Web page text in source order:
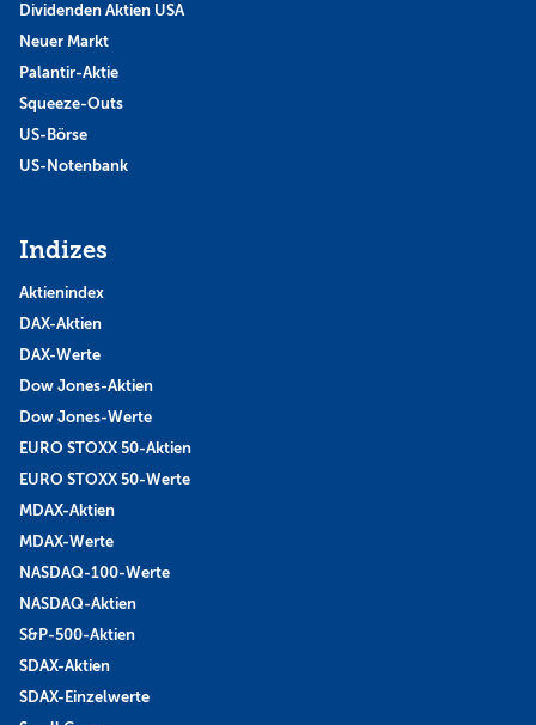
Dividenden Aktien USA
Neuer Markt
Palantir-Aktie
Squeeze-Outs
US-Börse
US-Notenbank
Indizes
Aktienindex
DAX-Aktien
DAX-Werte
Dow Jones-Aktien
Dow Jones-Werte
EURO STOXX 50-Aktien
EURO STOXX 50-Werte
MDAX-Aktien
MDAX-Werte
NASDAQ-100-Werte
NASDAQ-Aktien
S&P-500-Aktien
SDAX-Aktien
SDAX-Einzelwerte